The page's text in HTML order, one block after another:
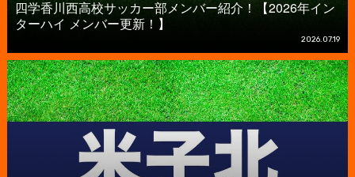
四学香川西高校サッカー部メンバー紹介！【2026年イン
ターハイ メンバー更新！】
2026.07.19